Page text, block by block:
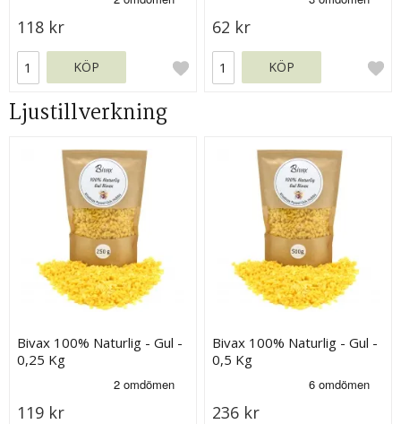
118 kr
KÖP
62 kr
KÖP
Ljustillverkning
Bivax 100% Naturlig - Gul -
0,25 Kg
119 kr
Bivax 100% Naturlig - Gul -
0,5 Kg
236 kr